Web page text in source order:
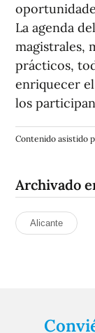
La agenda
magistrales,
prácticos,
enriquecer
los
Contenido asistido
Archivado
Alicante